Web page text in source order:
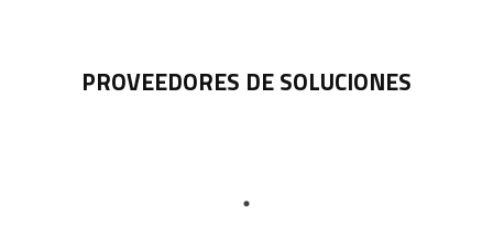
PROVEEDORES DE SOLUCIONES